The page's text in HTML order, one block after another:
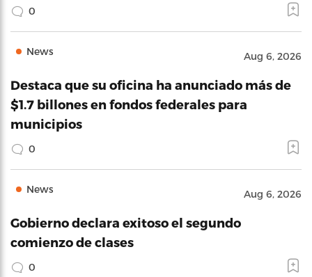
0
News Aug 6, 2026
Destaca que su oficina ha anunciado más de
$1.7 billones en fondos federales para
municipios
0
News Aug 6, 2026
Gobierno declara exitoso el segundo
comienzo de clases
0